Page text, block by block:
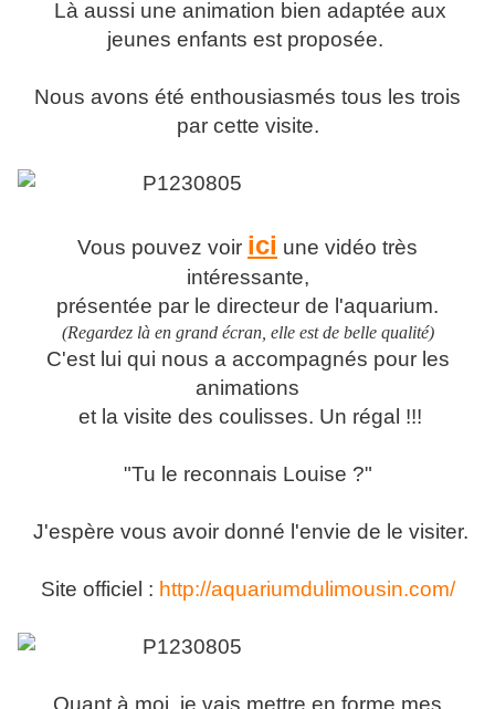
Là aussi une animation bien adaptée aux
jeunes enfants est proposée.
Nous avons été enthousiasmés tous les trois
par cette visite.
Vous pouvez voir ici une vidéo très
intéressante,
présentée par le directeur de l'aquarium.
(Regardez là en grand écran, elle est de belle qualité)
C'est lui qui nous a accompagnés pour les
animations
et la visite des coulisses. Un régal !!!
"Tu le reconnais Louise ?"
J'espère vous avoir donné l'envie de le visiter.
Site officiel : http://aquariumdulimousin.com/
Quant à moi, je vais mettre en forme mes